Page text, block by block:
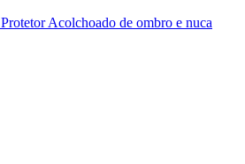
Protetor Acolchoado de ombro e nuca